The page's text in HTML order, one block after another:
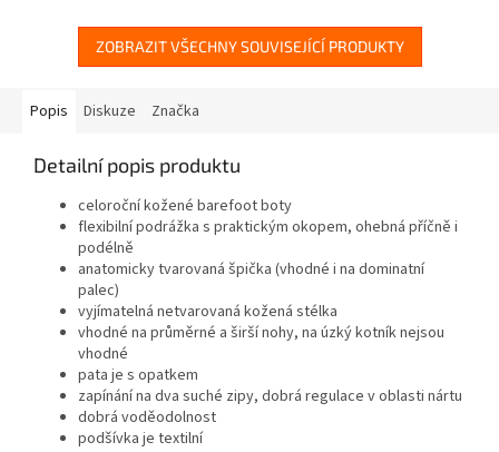
ZOBRAZIT VŠECHNY SOUVISEJÍCÍ PRODUKTY
Popis Diskuze Značka
Detailní popis produktu
celoroční kožené barefoot boty
flexibilní podrážka s praktickým okopem, ohebná příčně i
podélně
anatomicky tvarovaná špička (vhodné i na dominatní
palec)
vyjímatelná netvarovaná kožená stélka
vhodné na průměrné a širší nohy, na úzký kotník nejsou
vhodné
pata je s opatkem
zapínání na dva suché zipy, dobrá regulace v oblasti nártu
dobrá voděodolnost
podšívka je textilní